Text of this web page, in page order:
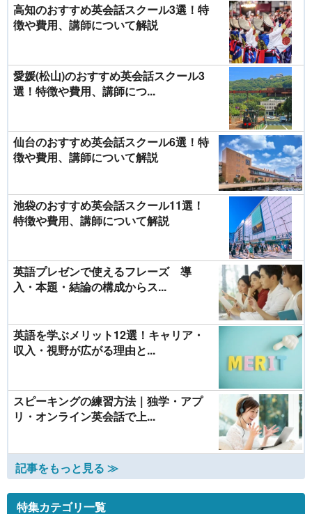
高知のおすすめ英会話スクール3選！特
徴や費用、講師について解説
愛媛(松山)のおすすめ英会話スクール3
選！特徴や費用、講師につ...
仙台のおすすめ英会話スクール6選！特
徴や費用、講師について解説
池袋のおすすめ英会話スクール11選！
特徴や費用、講師について解説
英語プレゼンで使えるフレーズ 導
入・本題・結論の構成からス...
英語を学ぶメリット12選！キャリア・
収入・視野が広がる理由と...
スピーキングの練習方法｜独学・アプ
リ・オンライン英会話で上...
記事をもっと見る ≫
特集カテゴリ一覧